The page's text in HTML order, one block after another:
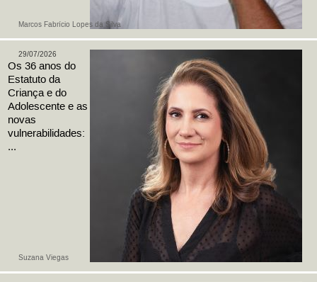
Marcos Fabrício Lopes da Silva
Suzana Viegas
29/07/2026
Os 36 anos do
Estatuto da
Criança e do
Adolescente e as
novas
vulnerabilidades:
...